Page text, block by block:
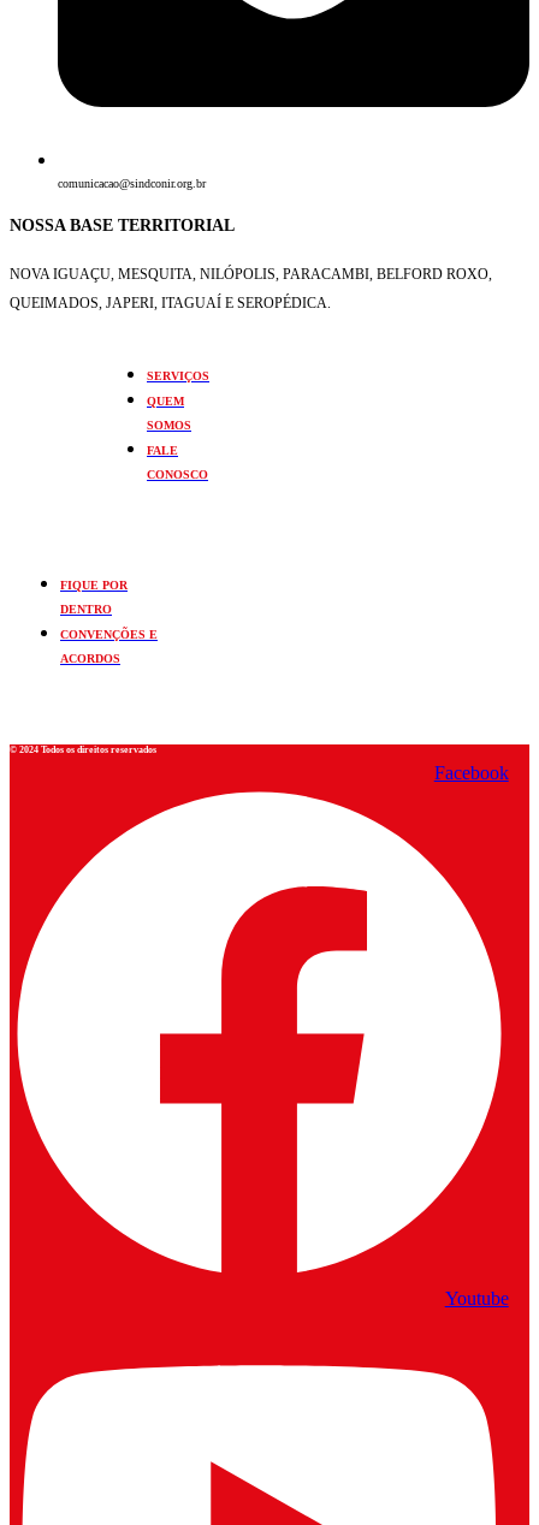
comunicacao@sindconir.org.br
NOSSA BASE TERRITORIAL
NOVA IGUAÇU, MESQUITA, NILÓPOLIS, PARACAMBI, BELFORD ROXO,
QUEIMADOS, JAPERI, ITAGUAÍ E SEROPÉDICA.
SERVIÇOS
QUEM
SOMOS
FALE
CONOSCO
FIQUE POR
DENTRO
CONVENÇÕES E
ACORDOS
© 2024 Todos os direitos reservados
Facebook
Youtube